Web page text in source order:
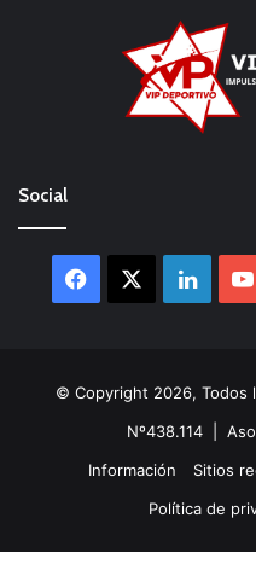
Social
Facebook
© Copyright 2026, Todos
Nº438.114 |
Información
Sitios
Política de